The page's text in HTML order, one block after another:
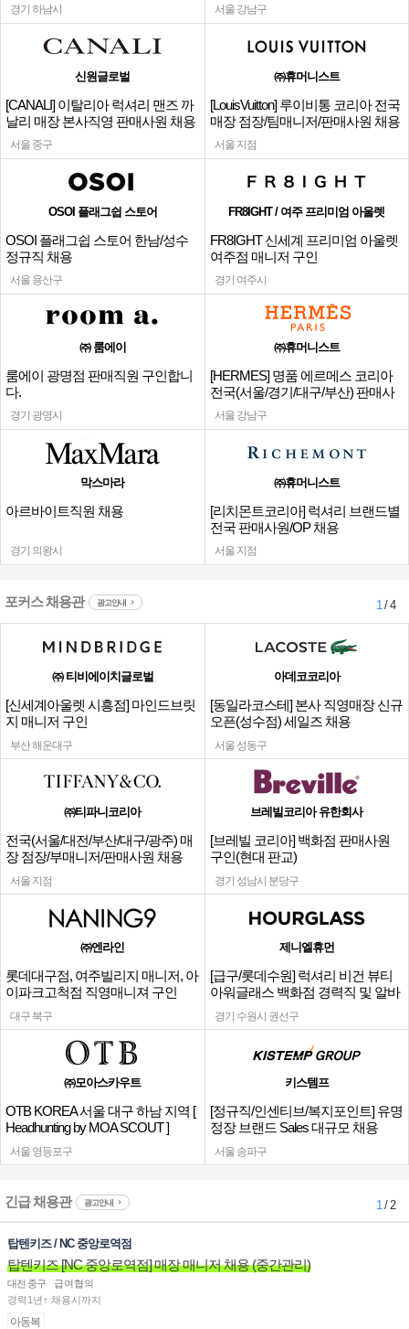
경기 하남시 서울 강남구
신원글로벌
[CANALI] 이탈리아 럭셔리 맨즈 까
날리 매장 본사직영 판매사원 채용
서울 중구
㈜휴머니스트
[LouisVuitton] 루이비통 코리아 전국
매장 점장/팀매니저/판매사원 채용
서울 지점
OSOI 플래그쉽 스토어
OSOI 플래그쉽 스토어 한남/성수
정규직 채용
서울 용산구
FR8IGHT / 여주 프리미엄 아울렛
FR8IGHT 신세계 프리미엄 아울렛
여주점 매니저 구인
경기 여주시
㈜ 룸에이
룸에이 광명점 판매직원 구인합니
다.
경기 광명시
㈜휴머니스트
[HERMES] 명품 에르메스 코리아
전국(서울/경기/대구/부산) 판매사
원
서울 강남구
막스마라
아르바이트직원 채용
경기 의왕시
㈜휴머니스트
[리치몬트코리아] 럭셔리 브랜드별
전국 판매사원/OP 채용
서울 지점
포커스 채용관 광고안내 1/ 4
㈜ 티비에이치글로벌
[신세계아울렛 시흥점] 마인드브릿
지 매니저 구인
부산 해운대구
아데코코리아
[동일라코스테] 본사 직영매장 신규
오픈(성수점) 세일즈 채용
서울 성동구
㈜티파니코리아
전국(서울/대전/부산/대구/광주) 매
장 점장/부매니저/판매사원 채용
서울 지점
브레빌코리아 유한회사
[브레빌 코리아] 백화점 판매사원
구인(현대 판교)
경기 성남시 분당구
㈜엔라인
롯데대구점, 여주빌리지 매니저, 아
이파크고척점 직영매니져 구인
대구 북구
제니엘휴먼
[급구/롯데수원] 럭셔리 비건 뷰티
아워글래스 백화점 경력직 및 알바
채용
경기 수원시 권선구
㈜모아스카우트
OTB KOREA 서울 대구 하남 지역 [
Headhunting by MOA SCOUT ]
서울 영등포구
키스템프
[정규직/인센티브/복지포인트] 유명
정장 브랜드 Sales 대규모 채용
서울 송파구
긴급 채용관 광고안내 1/ 2
탑텐키즈 / NC 중앙로역점
탑텐키즈 [NC 중앙로역점] 매장 매니저 채용 (중간관리)
대전 중구
급여협의
경력1년↑ 채용시까지
아동복